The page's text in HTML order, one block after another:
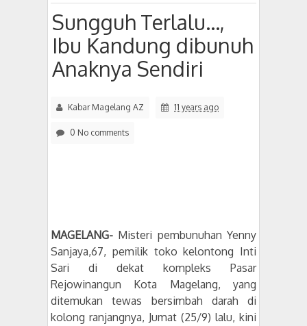
Sungguh Terlalu…,
Ibu Kandung dibunuh
Anaknya Sendiri
Kabar Magelang AZ 11 years ago
0 No comments
MAGELANG- Misteri pembunuhan Yenny
Sanjaya,67, pemilik toko kelontong Inti
Sari di dekat kompleks Pasar
Rejowinangun Kota Magelang, yang
ditemukan tewas bersimbah darah di
kolong ranjangnya, Jumat (25/9) lalu, kini